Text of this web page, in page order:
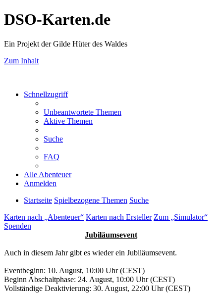
DSO-Karten.de
Ein Projekt der Gilde Hüter des Waldes
Zum Inhalt
Schnellzugriff
Unbeantwortete Themen
Aktive Themen
Suche
FAQ
Alle Abenteuer
Anmelden
Startseite Spielbezogene Themen Suche
Karten nach „Abenteuer“ Karten nach Ersteller Zum „Simulator“
Spenden
Jubiläumsevent
Auch in diesem Jahr gibt es wieder ein Jubiläumsevent.
Eventbeginn: 10. August, 10:00 Uhr (CEST)
Beginn Abschaltphase: 24. August, 10:00 Uhr (CEST)
Vollständige Deaktivierung: 30. August, 22:00 Uhr (CEST)